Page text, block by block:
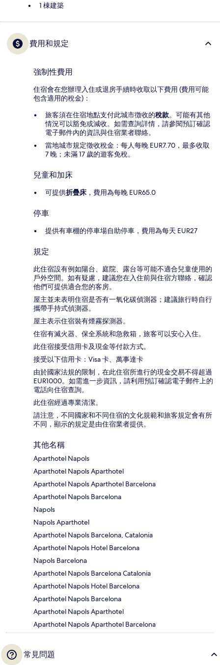
1 棟建築
費用和規定
強制性費用
住宿會在您辦理入住或退房手續時收取以下費用 (費用可能
包含適用的稅金)：
旅客須在住宿地點支付此城市徴收的稅款。可能有其他
情況可以豁免或減收。如需查詢詳情，請參閱預訂確認
電子郵件內的資訊與住宿業者聯絡。
當地城市規定徵收稅金：每人每晚 EUR7.70，最多收取
7 晚；未滿 17 歲的遊客免稅。
兒童和加床
可提供折疊床 ，費用為每晚 EUR65.0
停車
提供有車棚的停車場自助停車，費用為每天 EUR27
規定
此住宿設有例如陽台、庭院、露台等可能不適合兒童使用的
戶外空間。如有疑慮，建議您在入住前與住宿方聯絡，確認
他們可提供適合您的客房。
屋主並未表明住宿是否有一氧化碳偵測器；建議旅行時自行
攜帶手持式偵測器。
屋主表示住宿裝有煙霧探測器。
住宿有滅火器、保全系統和急救箱，旅客可以安心入住。
此住宿接受信用卡及現金等付款方式。
接受以下信用卡：Visa 卡、萬事達卡
由於國家法規的限制，在此住宿所進行的現金交易不得超過
EUR1000。如需進一步資訊，請利用預訂確認電子郵件上的
電話向住宿查詢。
此住宿經過專業清潔。
請注意，不同國家和不同住宿的文化規範和旅客規定會有所
不同，顯示的規定是由住宿業者提供。
其他名稱
Aparthotel Napols
Aparthotel Napols Aparthotel
Aparthotel Napols Aparthotel Barcelona
Aparthotel Napols Barcelona
Napols
Napols Aparthotel
Aparthotel Napols Barcelona, Catalonia
Aparthotel Napols Hotel Barcelona
Napols Barcelona
Aparthotel Napols Barcelona Catalonia
Aparthotel Napols Hotel Barcelona
Aparthotel Napols Barcelona
Aparthotel Napols Aparthotel
Aparthotel Napols Aparthotel Barcelona
常見問題